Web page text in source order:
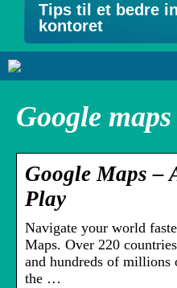
Tips til et bedre
kontoret
Google
Google Maps –
Play
Navigate your world
Maps. Over 220
and hundreds of millions
the …